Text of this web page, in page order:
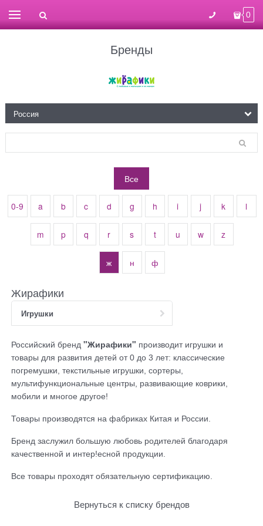
0
Бренды
Все
0-9 a b c d g h i j k l
m p q r s t u w z
ж н ф
Жирафики
Игрушки
Российский бренд "Жирафики" производит игрушки и
товары для развития детей от 0 до 3 лет: классические
погремушки, текстильные игрушки, сортеры,
мультифункциональные центры, развивающие коврики,
мобили и многое другое!
Товары производятся на фабриках Китая и России.
Бренд заслужил большую любовь родителей благодаря
качественной и интер!есной продукции.
Все товары проходят обязательную сертификацию.
Вернуться к списку брендов